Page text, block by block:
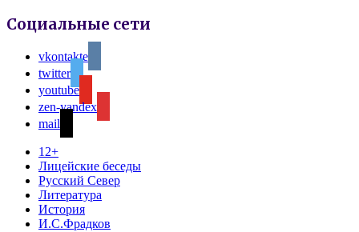
Социальные сети
vkontakte
twitter
youtube
zen-yandex
mail
12+
Лицейские беседы
Русский Север
Литература
История
И.С.Фрадков